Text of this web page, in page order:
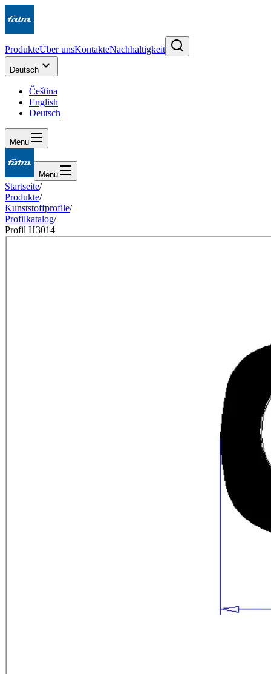
ProdukteÜber unsKontakteNachhaltigkeit
Deutsch
Čeština
English
Deutsch
Menu
Menu
Startseite/
Produkte/
Kunststoffprofile/
Profilkatalog/
Profil H3014